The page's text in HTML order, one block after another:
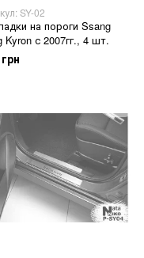
SY-02
на пороги Ssang
Kyron с 2007гг., 4 шт.